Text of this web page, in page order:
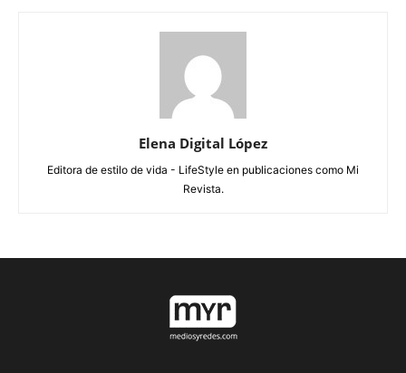
Elena Digital López
Editora de estilo de vida - LifeStyle en publicaciones como Mi
Revista.